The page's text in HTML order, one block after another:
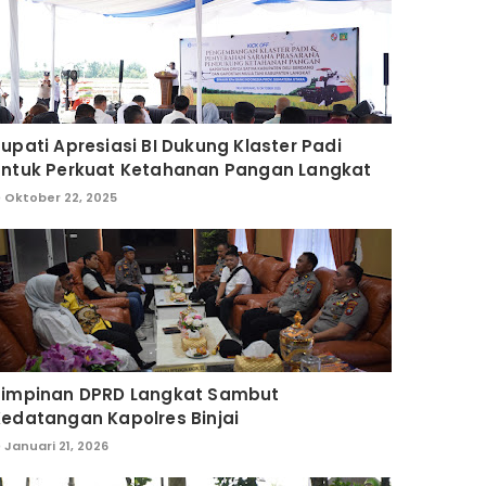
Apresiasi BI Dukung Klaster Padi
Perkuat Ketahanan Pangan Langkat
Oktober 22, 2025
DPRD Langkat Sambut
Kapolres Binjai
Januari 21, 2026